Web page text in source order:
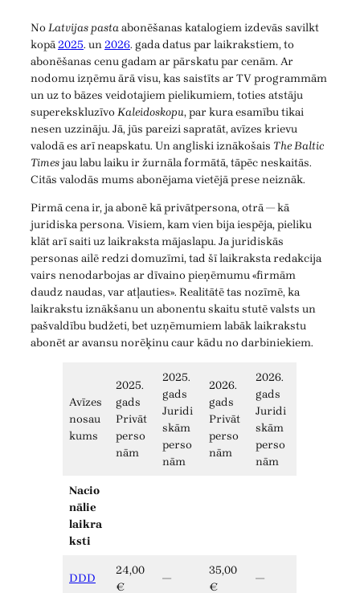
NoLatvijas pastaabonēšanas katalogiem izdevās savilkt
kopā2025. un2026. gada datus par laikrakstiem, to
abonēšanas cenu gadam ar pārskatu par cenām. Ar
nodomu izņēmu ārā visu, kas saistīts ar TV programmām
un uz to bāzes veidotajiem pielikumiem, toties atstāju
superekskluzīvoKaleidoskopu, par kura esamību tikai
nesen uzzināju. Jā, jūs pareizi sapratāt, avīzes krievu
valodā es arī neapskatu. Un angliski iznākošais The Baltic
Timesjau labu laiku ir žurnāla formātā, tāpēc neskaitās.
Citās valodās mums abonējama vietējā prese neiznāk.
Pirmā cena ir, ja abonē kā privātpersona, otrā — kā
juridiska persona. Visiem, kam vien bija iespēja, pieliku
klāt arī saiti uz laikraksta mājaslapu. Ja juridiskās
personas ailē redzi domuzīmi, tad šī laikraksta redakcija
vairs nenodarbojas ar dīvaino pieņēmumu «firmām
daudz naudas, var atļauties». Realitātē tas nozīmē, ka
laikrakstu iznākšanu un abonentu skaitu stutē valsts un
pašvaldību budžeti, bet uzņēmumiem labāk laikrakstu
abonēt ar avansu norēķinu caur kādu no darbiniekiem.
Avīzes
nosau
kums
2025.
gads
Privāt
perso
nām
2025.
gads
Juridi
skām
perso
nām
2026.
gads
Privāt
perso
nām
2026.
gads
Juridi
skām
perso
nām
Nacio
nālie
laikra
ksti
DDD
24,00
€
—
35,00
€
—